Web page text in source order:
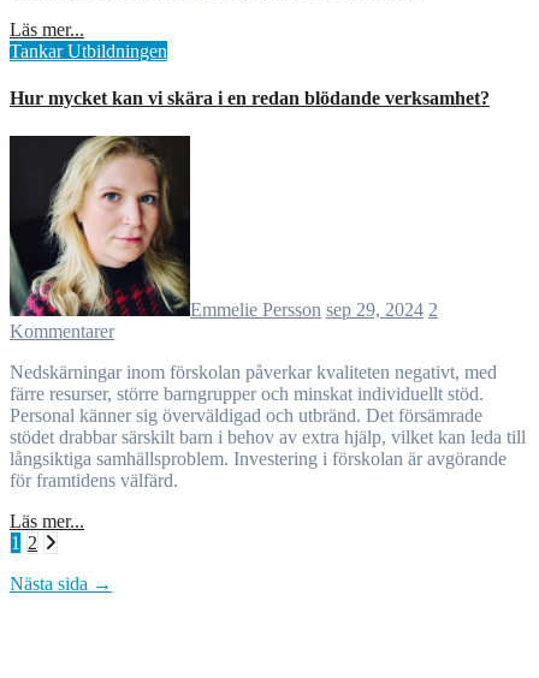
Läs mer...
TankarUtbildningen
Hur mycket kan vi skära i en redan blödande verksamhet?
Emmelie Persson sep 29, 2024 2
Kommentarer
Nedskärningar inom förskolan påverkar kvaliteten negativt, med
färre resurser, större barngrupper och minskat individuellt stöd.
Personal känner sig överväldigad och utbränd. Det försämrade
stödet drabbar särskilt barn i behov av extra hjälp, vilket kan leda till
långsiktiga samhällsproblem. Investering i förskolan är avgörande
för framtidens välfärd.
Läs mer...
Sidnumrering
för
1 2
Nästa sida →